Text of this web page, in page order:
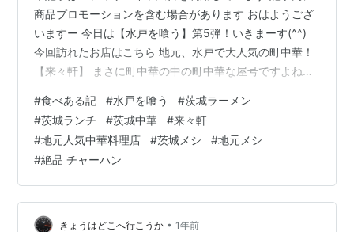
商品プロモーションを含む場合があります おはようござ
いますー 今日は【水戸を喰う】第5弾！いきまーす(^^)
今回訪れたお店はこちら 地元、水戸で大人気の町中華！
【来々軒】 まさに町中華の中の町中華な屋号ですよね！
になってたんですけど･･私の思い込みで･･こういうお店
は駐車場ないだろな･･とずっと思っていて^^;今日の今日
まで行けていませんでした･･･ したらなんも！こうしたお
店ではめちゃ大き目な駐車場完備されてて(゜゜)びっくり
です！ 話がちょっと前後しちゃってアレですが･･･ そ
の、…
#食べある記 #水戸を喰う #茨城ラーメン
#茨城ランチ #茨城中華 #来々軒
#地元人気中華料理店 #茨城メシ #地元メシ
#絶品 チャーハン
きょうはどこへ行こうか • 1年前